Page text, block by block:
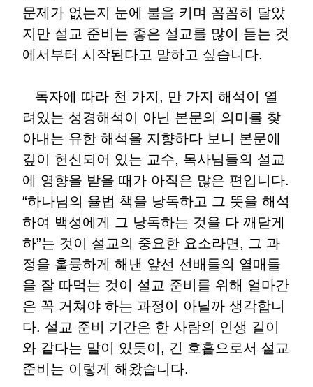
문제가 없는지 눈에 불을 키며 꼼꼼히 달았
지만 설교 준비는 좋은 설교를 많이 듣는 것
에서부터 시작된다고 말하고 싶습니다.
독자에 따라 천 가지, 만 가지 해석이 열
려있는 성경해석이 아닌 본문의 의미를 찾
아내는 유한 해석을 지향하다 보니 본문에
깊이 헌신되어 있는 교수, 목사님들의 설교
에 영향을 받을 때가 아직은 많은 편입니다.
“하나님의 율법 책을 낭독하고 그 뜻을 해석
하여 백성에게 그 낭독하는 것을 다 깨닫게
하”는 것이 설교의 중요한 요소라면, 그 과
정을 훌륭하게 해낸 앞선 선배들의 열매들
을 잘 따먹는 것이 설교 준비를 위해 얼마간
은 꼭 거쳐야 하는 과정이 아닐까 생각합니
다. 설교 준비 기간은 한 사람의 인생 길이
와 같다는 말이 있듯이, 긴 호흡으로서 설교
준비는 이렇게 해왔습니다.